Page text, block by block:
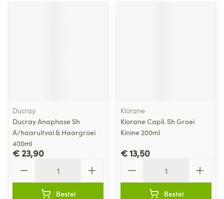
Ducray
Ducray Anaphase Sh
A/haaruitval & Haargroei
400ml
€ 23,90
Bestel
Klorane
Klorane Capil. Sh Groei
Kinine 200ml
€ 13,50
Bestel